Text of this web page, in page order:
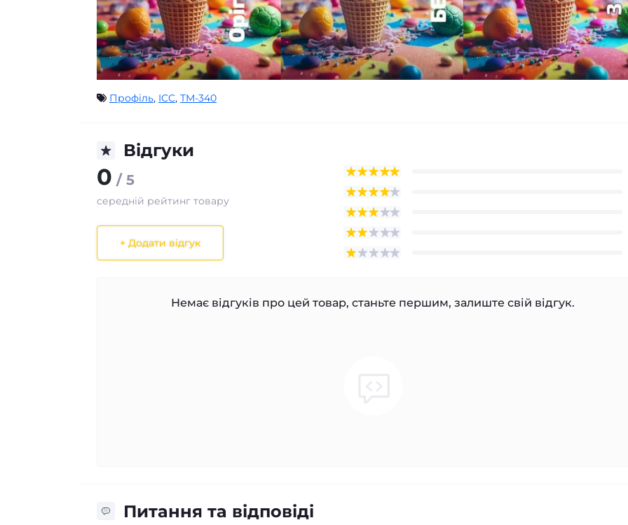
Профіль, ICC, TM-340
Відгуки
0 / 5
середній рейтинг товару
+ Додати відгук
Немає відгуків про цей товар, станьте першим, залиште свій відгук.
Питання та відповіді